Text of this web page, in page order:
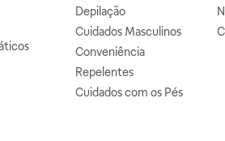
Depilação
Cuidados Masculinos
Conveniência
Repelentes
Cuidados com os Pés